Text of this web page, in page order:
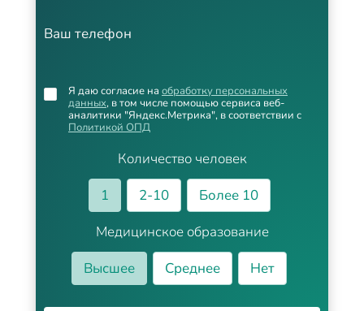
Ваш телефон
Количество человек
1
2-10
Более 10
Медицинское образование
Высшее
Среднее Нет
Я даю согласие на обработку персональных
данных, в том числе помощью сервиса веб-
аналитики "Яндекс.Метрика", в соответствии с
Политикой ОПД